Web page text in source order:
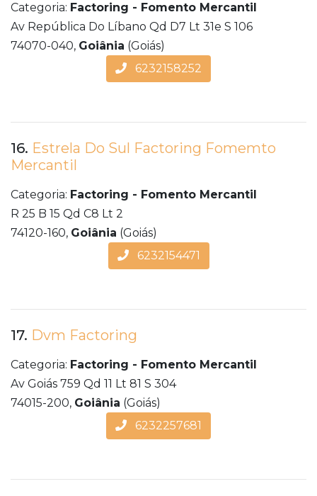
Categoria: Factoring - Fomento Mercantil
Av República Do Líbano Qd D7 Lt 31e S 106
74070-040, Goiânia (Goiás)
6232158252
16. Estrela Do Sul Factoring Fomemto
Mercantil
Categoria: Factoring - Fomento Mercantil
R 25 B 15 Qd C8 Lt 2
74120-160, Goiânia (Goiás)
6232154471
17. Dvm Factoring
Categoria: Factoring - Fomento Mercantil
Av Goiás 759 Qd 11 Lt 81 S 304
74015-200, Goiânia (Goiás)
6232257681